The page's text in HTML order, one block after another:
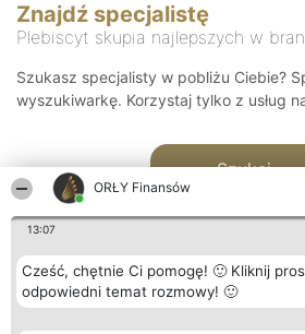
ORŁY Finansów
13:07
Cześć, chętnie Ci pomogę! 🙂 Kliknij
odpowiedni temat rozmowy! 🙂
Znajdź specjalistę
Plebiscyt skupia najlepszych w
Szukasz specjalisty w pobliżu Ciebie?
wyszukiwarkę. Korzystaj tylko z usług
Szukaj
Organizator plebiscytu Plebiscyt